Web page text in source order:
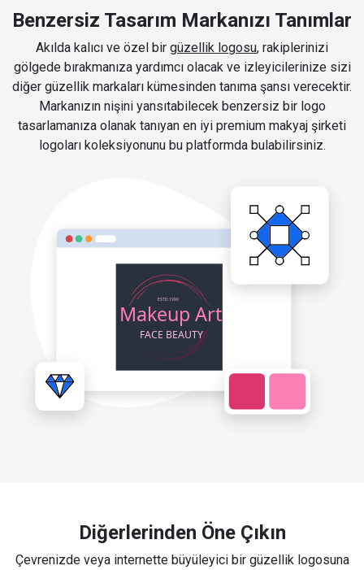
Benzersiz Tasarım Markanızı Tanımlar
Akılda kalıcı ve özel bir güzellik logosu, rakiplerinizi
gölgede bırakmanıza yardımcı olacak ve izleyicilerinize sizi
diğer güzellik markaları kümesinden tanıma şansı verecektir.
Markanızın nişini yansıtabilecek benzersiz bir logo
tasarlamanıza olanak tanıyan en iyi premium makyaj şirketi
logoları koleksiyonunu bu platformda bulabilirsiniz.
Diğerlerinden Öne Çıkın
Çevrenizde veya internette büyüleyici bir güzellik logosuna